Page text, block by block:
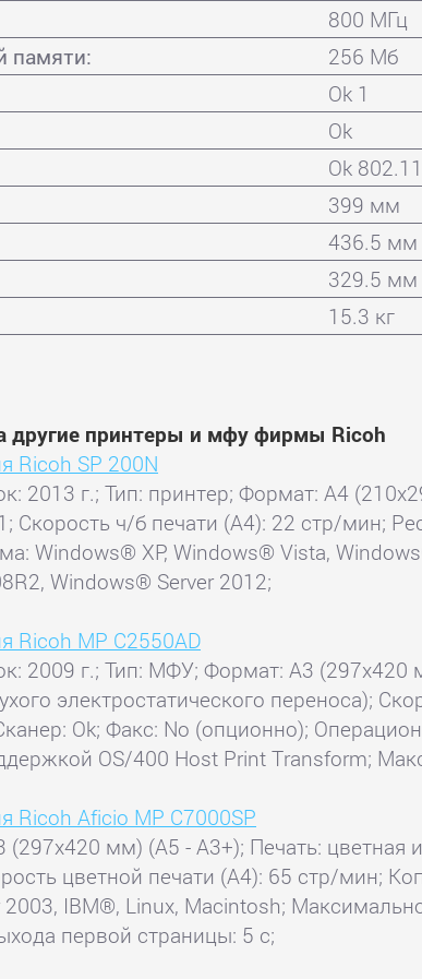
800 МГц
памяти:
256 Мб
Ok 1
Ok
Ok
399 мм
436.5 мм
329.5 мм
15.3 кг
другие принтеры и мфу фирмы Ricoh
Ricoh SP 200N
2013 г.; Тип: принтер; Формат: A4
Скорость ч/б печати (А4): 22 стр/мин;
Windows® XP, Windows® Vista,
Windows® Server 2012;
Ricoh MP C2550AD
2009 г.; Тип: МФУ; Формат: A3 (297x420
электростатического переноса);
Ok; Факс: No (опционно);
OS/400 Host Print Transform;
Ricoh Aficio MP C7000SP
мм) (A5 - A3+); Печать: цветная
цветной печати (А4): 65 стр/мин;
IBM®, Linux, Macintosh;
первой страницы: 5 с;